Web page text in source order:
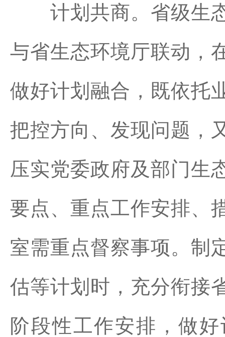
计划共商。省级生态
与省生态环境厅联动，
做好计划融合，既依托
把控方向、发现问题，
压实党委政府及部门生
要点、重点工作安排、
室需重点督察事项。制
估等计划时，充分衔接
阶段性工作安排，做